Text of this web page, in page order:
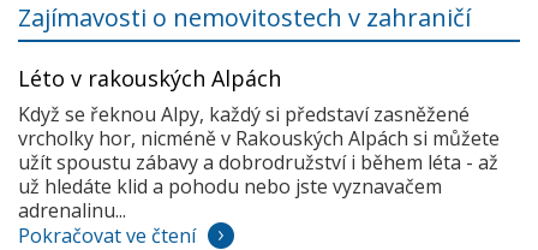
Zajímavosti o nemovitostech v zahraničí
Léto v rakouských Alpách
Když se řeknou Alpy, každý si představí zasněžené
vrcholky hor, nicméně v Rakouských Alpách si můžete
užít spoustu zábavy a dobrodružství i během léta - až
už hledáte klid a pohodu nebo jste vyznavačem
adrenalinu...
Pokračovat ve čtení